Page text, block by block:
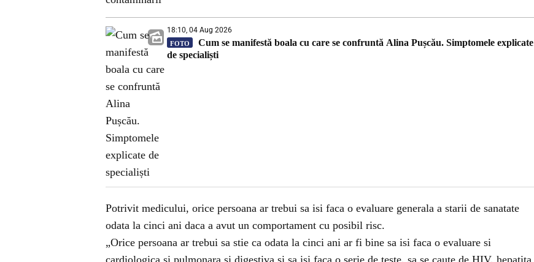
18:10, 04 Aug 2026
FOTO
Cum se manifestă boala cu care se confruntă Alina Pușcău. Simptomele explicate
de specialiști
Potrivit medicului, orice persoana ar trebui sa isi faca o evaluare generala a starii de sanatate
odata la cinci ani daca a avut un comportament cu posibil risc.
„Orice persoana ar trebui sa stie ca odata la cinci ani ar fi bine sa isi faca o evaluare si
cardiologica si pulmonara si digestiva si sa isi faca o serie de teste, sa se caute de HIV, hepatita